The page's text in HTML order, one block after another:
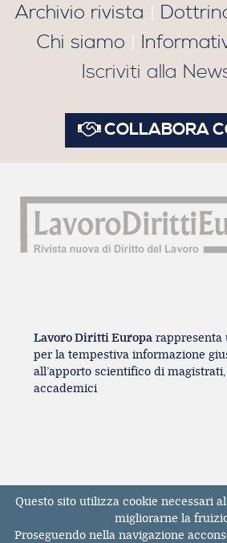
Archivio rivista |
Chi siamo |
Iscriviti alla
COLLABORA
Lavoro Diritti Europa
per la tempestiva informazione
all’apporto scientifico di
accademici
Registrazione Tribunale di
dell'11/04/2017
Questo sito utilizza cookie necessari
migliorarne la
Proseguendo nella navigazione